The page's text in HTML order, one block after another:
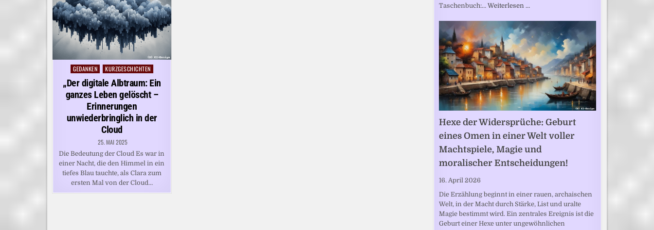
Posted
in
GEDANKEN KURZGESCHICHTEN
„Der digitale Albtraum: Ein
ganzes Leben gelöscht –
Erinnerungen
unwiederbringlich in der
Cloud
25. MAI 2025
Die Bedeutung der Cloud Es war in
einer Nacht, die den Himmel in ein
tiefes Blau tauchte, als Clara zum
ersten Mal von der Cloud…
Taschenbuch:… Weiterlesen …
Hexe der Widersprüche: Geburt
eines Omen in einer Welt voller
Machtspiele, Magie und
moralischer Entscheidungen!
16. April 2026
Die Erzählung beginnt in einer rauen, archaischen
Welt, in der Macht durch Stärke, List und uralte
Magie bestimmt wird. Ein zentrales Ereignis ist die
Geburt einer Hexe unter ungewöhnlichen